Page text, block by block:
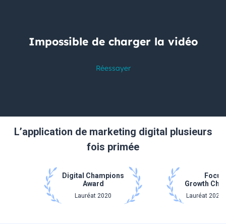
L’application de marketing digital plusieurs
fois primée
Digital Champions
Award
Lauréat 2020
Focus
Growth
Lauréat 2021